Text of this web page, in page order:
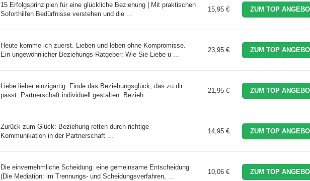
15 Erfolgsprinzipien für eine glückliche Beziehung | Mit praktischen
Soforthilfen Bedürfnisse verstehen und die ...
15,95 € ZUM TOP
Heute komme ich zuerst. Lieben und leben ohne Kompromisse.
Ein ungewöhnlicher Beziehungs-Ratgeber: Wie Sie Liebe u ...
23,95 € ZUM TOP
Liebe lieber einzigartig. Finde das Beziehungsglück, das zu dir
passt. Partnerschaft individuell gestalten: Bezieh ...
21,95 € ZUM TOP
Zurück zum Glück: Beziehung retten durch richtige
Kommunikation in der Partnerschaft ...
14,95 € ZUM TOP
Die einvernehmliche Scheidung: eine gemeinsame Entscheidung
(Die Mediation: im Trennungs- und Scheidungsverfahren, ...
10,06 € ZUM TOP